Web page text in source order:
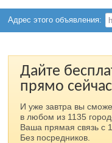
Адрес этого объявления:
Дайте
прямо
И уже завтра вы
в любом из 1135
Ваша прямая связь с
Без посредников.